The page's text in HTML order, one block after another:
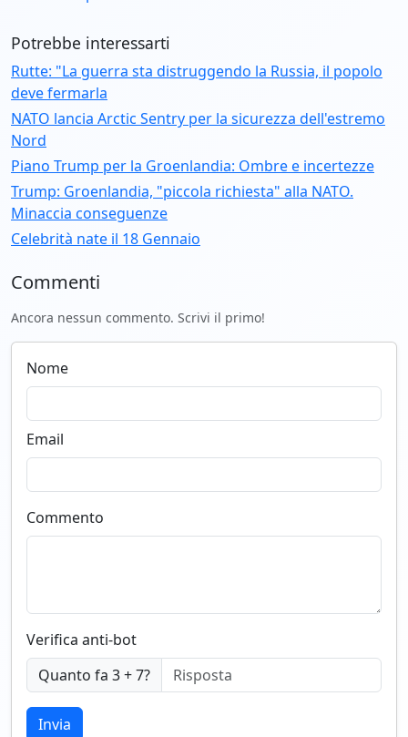
Potrebbe interessarti
Rutte: "La guerra sta distruggendo la Russia, il popolo
deve fermarla
NATO lancia Arctic Sentry per la sicurezza dell'estremo
Nord
Piano Trump per la Groenlandia: Ombre e incertezze
Trump: Groenlandia, "piccola richiesta" alla NATO.
Minaccia conseguenze
Celebrità nate il 18 Gennaio
Commenti
Ancora nessun commento. Scrivi il primo!
Nome
Email
Commento
Verifica anti-bot
Quanto fa 3 + 7?
Invia